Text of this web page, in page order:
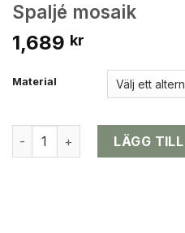
Spaljé mosaik
1,689 kr
Material
Spaljé mosaik mängd
LÄGG